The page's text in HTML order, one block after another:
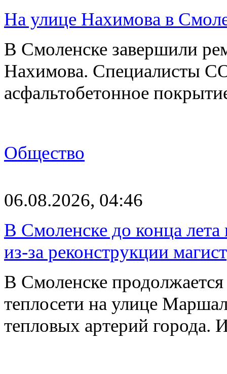
На улице Нахимова в
В Смоленске завершили
Нахимова. Специалисты
асфальтобетонное
Общество
06.08.2026, 04:46
В Смоленске до конца
из-за реконструкции
В Смоленске
теплосети на улице
тепловых артерий